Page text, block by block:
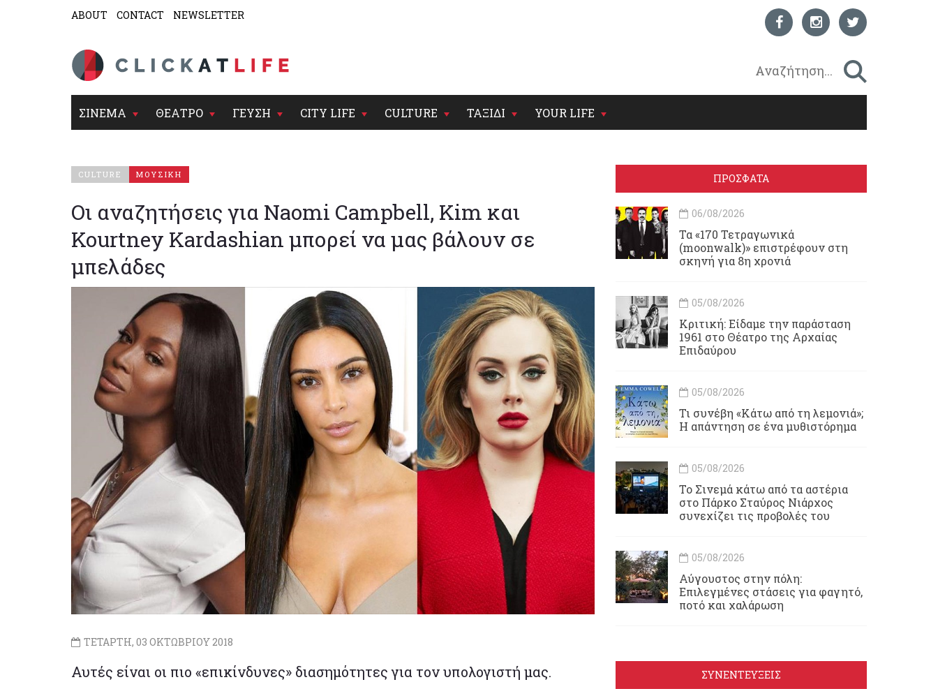
ABOUT CONTACT NEWSLETTER
ΣΙΝΕΜΑ ΘΕΑΤΡΟ ΓΕΥΣΗ CITY LIFE CULTURE ΤΑΞΙΔΙ YOUR LIFE
CULTURE ΜΟΥΣΙΚΗ
Οι αναζητήσεις για Naomi Campbell, Kim και
Kourtney Kardashian μπορεί να μας βάλουν σε
μπελάδες
ΤΕΤΑΡΤΗ, 03 ΟΚΤΩΒΡΙΟΥ 2018
Αυτές είναι οι πιο «επικίνδυνες» διασημότητες για τον υπολογιστή μας.
ΠΡΟΣΦΑΤΑ
06/08/2026
Τα «170 Τετραγωνικά
(moonwalk)» επιστρέφουν στη
σκηνή για 8η χρονιά
05/08/2026
Κριτική: Είδαμε την παράσταση
1961 στο Θέατρο της Αρχαίας
Επιδαύρου
05/08/2026
Τι συνέβη «Κάτω από τη λεμονιά»;
Η απάντηση σε ένα μυθιστόρημα
05/08/2026
To Σινεμά κάτω από τα αστέρια
στο Πάρκο Σταύρος Νιάρχος
συνεχίζει τις προβολές του
05/08/2026
Αύγουστος στην πόλη:
Επιλεγμένες στάσεις για φαγητό,
ποτό και χαλάρωση
ΣΥΝΕΝΤΕΥΞΕΙΣ